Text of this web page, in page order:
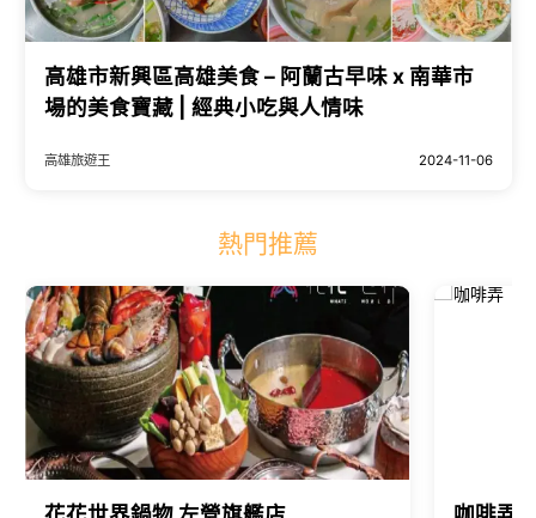
高雄市新興區高雄美食 – 阿蘭古早味 x 南華市
場的美食寶藏 | 經典小吃與人情味
高雄旅遊王 2024-11-06
熱門推薦